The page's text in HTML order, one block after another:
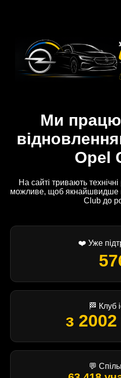
Ми
Opel
На сайті тривають
можливе, щоб якнайшвидше
Club до
❤️ Уже
🏁 Клуб
з
💬